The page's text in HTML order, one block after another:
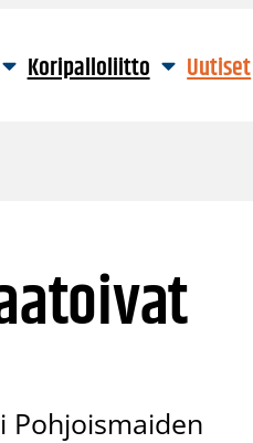
Koripalloliitto Uutiset
Pohjoismaiden